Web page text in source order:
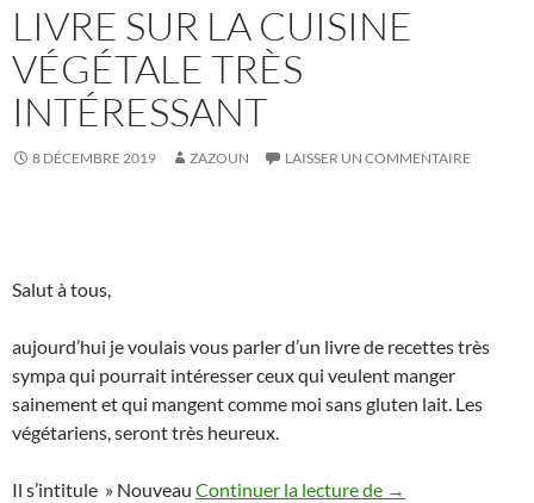
LIVRE SUR LA CUISINE
VÉGÉTALE TRÈS
INTÉRESSANT
8 DÉCEMBRE 2019 ZAZOUN LAISSER UN COMMENTAIRE
Salut à tous,
aujourd’hui je voulais vous parler d’un livre de recettes très
sympa qui pourrait intéresser ceux qui veulent manger
sainement et qui mangent comme moi sans gluten lait. Les
végétariens, seront très heureux.
Il s’intitule » Nouveau Continuer la lecture de Livre sur la
→